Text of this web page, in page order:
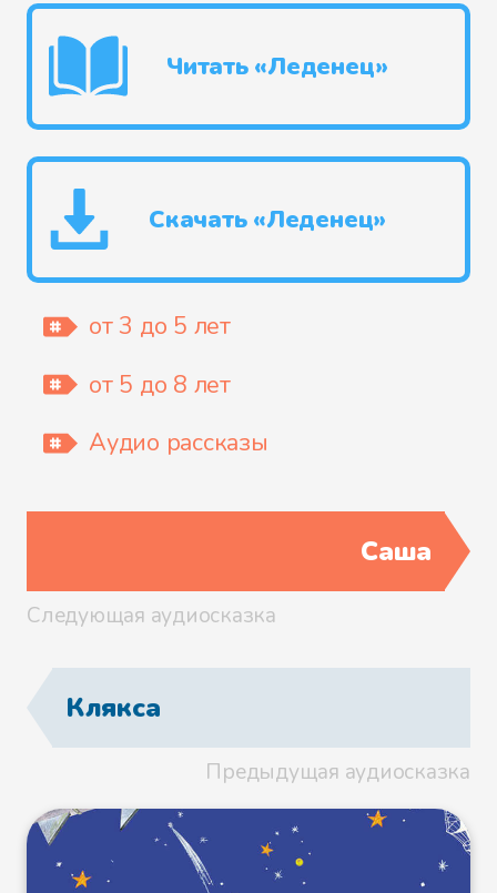
Читать «Леденец»
Скачать «Леденец»
от 3 до 5 лет
от 5 до 8 лет
Аудио рассказы
Саша
Следующая аудиосказка
Клякса
Предыдущая аудиосказка